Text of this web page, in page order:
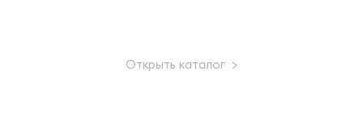
Открыть каталог >